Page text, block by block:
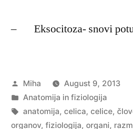
– Eksocitoza- snovi
Posted
by
Miha
August 9, 2013
Posted
in
Anatomija in fiziologija
Tags:
anatomija, celica, celice,
organov, fiziologija, organi,